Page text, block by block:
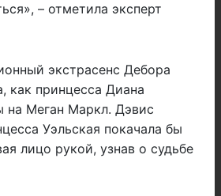
– отметила эксперт
экстрасенс Дебора
как принцесса Диана
на Меган Маркл. Дэвис
Уэльская покачала бы
лицо рукой, узнав о судьбе